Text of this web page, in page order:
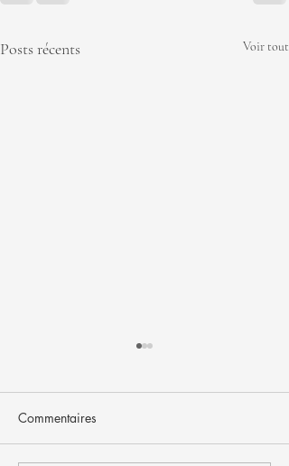
Posts récents Voir tout
Commentaires